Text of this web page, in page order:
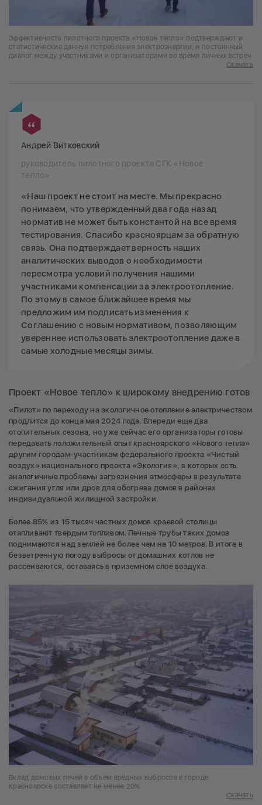
Эффективность пилотного проекта «Новое тепло» подтверждают и
статистические данные потребления электроэнергии, и постоянный
диалог между участниками и организаторами во время личных встреч
Скачать
Андрей Витковский
руководитель пилотного проекта СГК «Новое
тепло»
«Наш проект не стоит на месте. Мы прекрасно
понимаем, что утвержденный два года назад
норматив не может быть константой на все время
тестирования. Спасибо красноярцам за обратную
связь. Она подтверждает верность наших
аналитических выводов о необходимости
пересмотра условий получения нашими
участниками компенсации за электроотопление.
По этому в самое ближайшее время мы
предложим им подписать изменения к
Соглашению с новым нормативом, позволяющим
увереннее использовать электроотопление даже в
самые холодные месяцы зимы.
Проект «Новое тепло» к широкому внедрению готов
«Пилот» по переходу на экологичное отопление электричеством
продлится до конца мая 2024 года. Впереди еще два
отопительных сезона, но уже сейчас его организаторы готовы
передавать положительный опыт красноярского «Нового тепла»
другим городам-участникам федерального проекта «Чистый
воздух» национального проекта «Экология», в которых есть
аналогичные проблемы загрязнения атмосферы в результате
сжигания угля или дров для обогрева домов в районах
индивидуальной жилищной застройки.
Более 85% из 15 тысяч частных домов краевой столицы
отапливают твердым топливом. Печные трубы таких домов
поднимаются над землей не более чем на 10 метров. В итоге в
безветренную погоду выбросы от домашних котлов не
рассеиваются, оставаясь в приземном слое воздуха.
Вклад домовых печей в объем вредных выбросов в городе
Красноярске составляет не менее 20%
Скачать